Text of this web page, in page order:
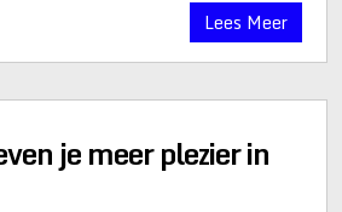
Lees Meer
je meer plezier in